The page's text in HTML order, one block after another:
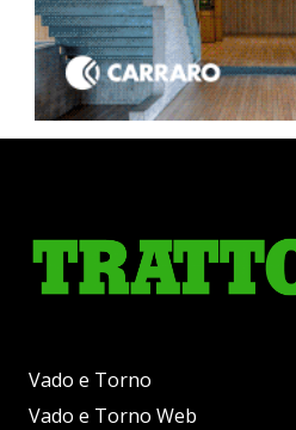
Vado e Torno
Vado e Torno Web